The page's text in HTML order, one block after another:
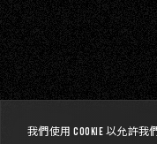
我們使用 Cookie 以允許